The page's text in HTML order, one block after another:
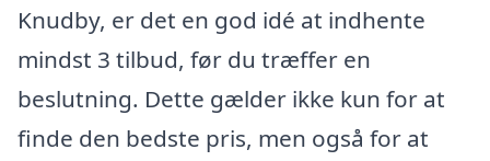
Knudby, er det en god idé at indhente
mindst 3 tilbud, før du træffer en
beslutning. Dette gælder ikke kun for at
finde den bedste pris, men også for at